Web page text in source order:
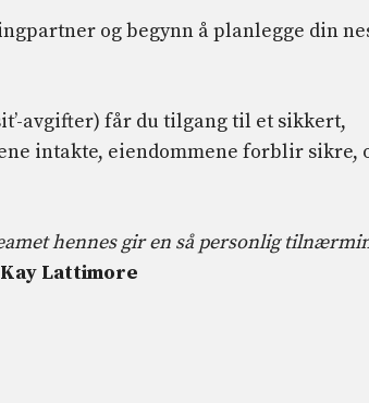
og begynn å planlegge din
avgifter) får du tilgang til et sikkert,
intakte, eiendommene forblir sikre,
hennes gir en så personlig
Kay Lattimore